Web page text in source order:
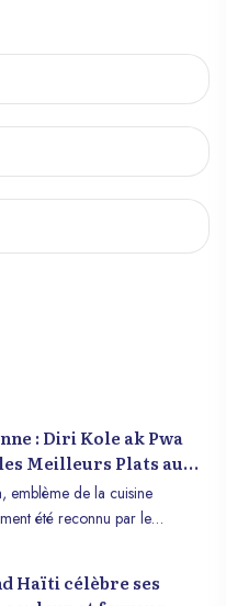
ak Pwa
Meilleurs Plats au
emblème de la cuisine
été reconnu par le
met en lumière l’un des
Haïti célèbre ses